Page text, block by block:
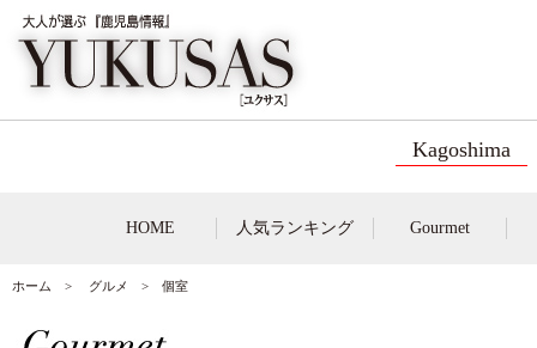
Kagoshima
HOME 人気ランキング Gourmet
ホーム > グルメ > 個室